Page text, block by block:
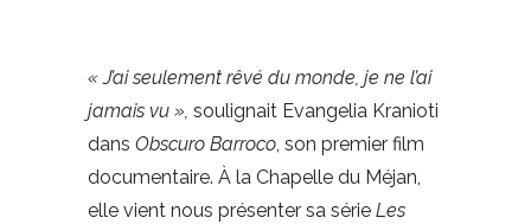
« J’ai seulement rêvé du monde, je ne l’ai
jamais vu », soulignait Evangelia Kranioti
dans Obscuro Barroco, son premier film
documentaire. À la Chapelle du Méjan,
elle vient nous présenter sa série Les